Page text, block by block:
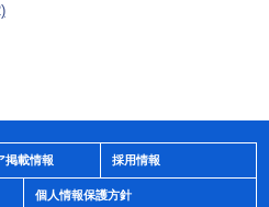
掲載情報 採用情報
個人情報保護方針